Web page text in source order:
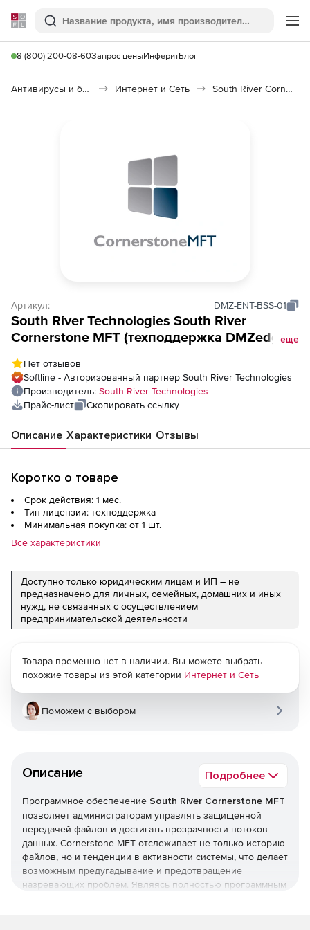
Softline
Поиск
8 (800) 200-08-60Запрос ценыИнферитБлог
Антивирусы и безопасность Интернет и Сеть South River Cornerstone MFT
Артикул: DMZ-ENT-BSS-01
South River Technologies South River
Cornerstone MFT (техподдержка DMZedge),
еще
Нет отзывов
Softline - Авторизованный партнер South River Technologies
Производитель: South River Technologies
Прайс-лист
Скопировать ссылку
Описание Характеристики Отзывы
Коротко о товаре
Срок действия: 1 мес.
Тип лицензии: техподдержка
Минимальная покупка: от 1 шт.
Все характеристики
Доступно только юридическим лицам и ИП – не
предназначено для личных, семейных, домашних и иных
нужд, не связанных с осуществлением
предпринимательской деятельности
Описание Подробнее
Программное обеспечение South River Cornerstone MFT
позволяет администраторам управлять защищенной
передачей файлов и достигать прозрачности потоков
данных. Cornerstone MFT отслеживает не только историю
файлов, но и тенденции в активности системы, что делает
возможным предугадывание и предотвращение
назревающих проблем. Являясь полностью программным
Товара временно нет в наличии. Вы можете выбрать
похожие товары из этой категории Интернет и Сеть
Поможем с выбором